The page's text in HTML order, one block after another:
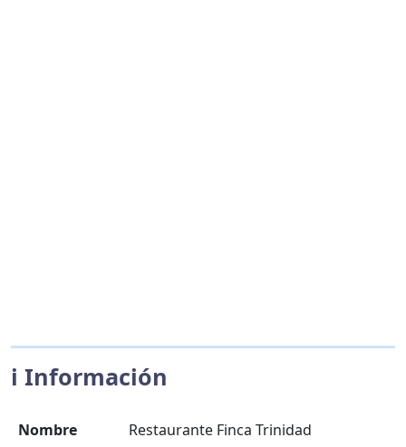
ℹ️ Información
Nombre
Restaurante Finca Trinidad